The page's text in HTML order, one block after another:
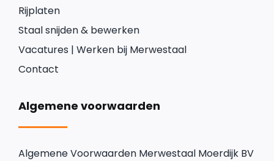
Rijplaten
Staal snijden & bewerken
Vacatures | Werken bij Merwestaal
Contact
Algemene voorwaarden
Algemene Voorwaarden Merwestaal Moerdijk BV